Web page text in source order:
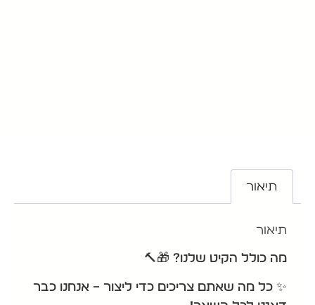
תיאור
תיאור
מה כולל הקיט שלנו? 🎁🔨
✨ כל מה שאתם צריכים כדי ליצור – אנחנו כבר